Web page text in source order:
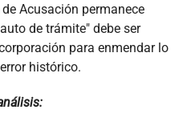
Acusación permanece
de trámite" debe ser
para enmendar lo
histórico.